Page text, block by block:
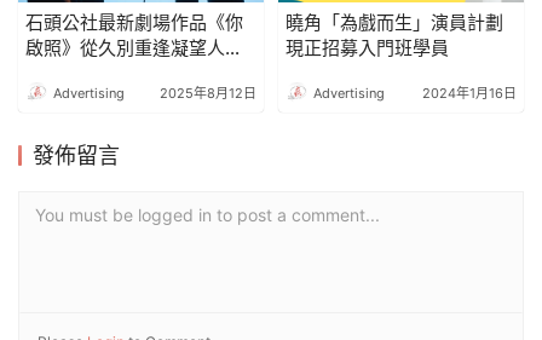
石頭公社最新劇場作品《你
啟照》從久別重逢凝望人群
Advertising 2025年8月12日
曉角「為戲而生」演員計劃
現正招募入門班學員
Advertising 2024年1月16日
發佈留言
You must be logged in to post a comment...